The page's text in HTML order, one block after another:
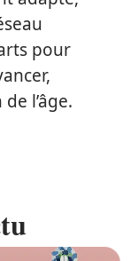
pour
l’âge.